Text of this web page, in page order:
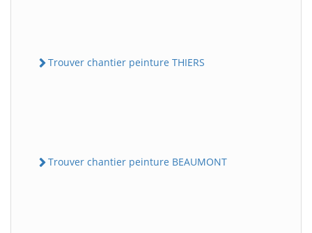
Trouver chantier peinture THIERS
Trouver chantier peinture BEAUMONT